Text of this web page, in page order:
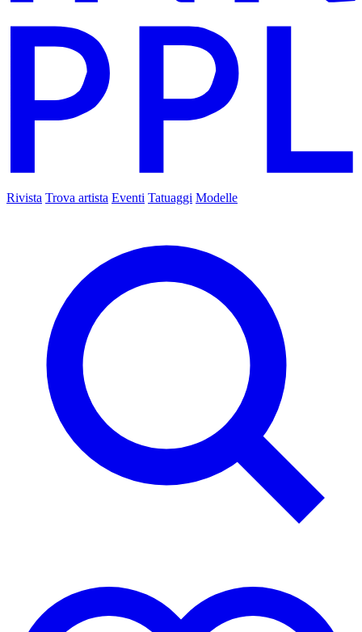
Rivista Trova artista Eventi Tatuaggi Modelle